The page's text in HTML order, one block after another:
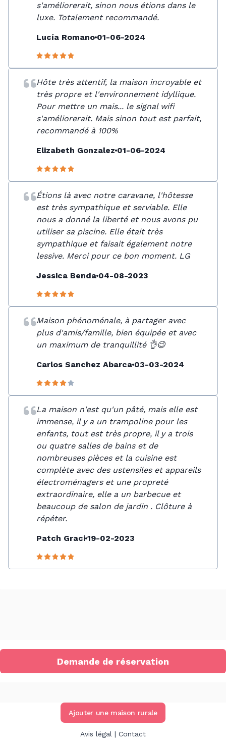
s'améliorerait, sinon nous étions dans le
luxe. Totalement recommandé.
Lucía Romano 01-06-2024
Hôte très attentif, la maison incroyable et
très propre et l'environnement idyllique.
Pour mettre un mais... le signal wifi
s'améliorerait. Mais sinon tout est parfait,
recommandé à 100%
Elizabeth Gonzalez 01-06-2024
Étions là avec notre caravane, l'hôtesse
est très sympathique et serviable. Elle
nous a donné la liberté et nous avons pu
utiliser sa piscine. Elle était très
sympathique et faisait également notre
lessive. Merci pour ce bon moment. LG
Jessica Benda 04-08-2023
Maison phénoménale, à partager avec
plus d'amis/famille, bien équipée et avec
un maximum de tranquillité 👌😉
Carlos Sanchez Abarca 03-03-2024
La maison n'est qu'un pâté, mais elle est
immense, il y a un trampoline pour les
enfants, tout est très propre, il y a trois
ou quatre salles de bains et de
nombreuses pièces et la cuisine est
complète avec des ustensiles et appareils
électroménagers et une propreté
extraordinaire, elle a un barbecue et
beaucoup de salon de jardin . Clôture à
répéter.
Patch Graci 19-02-2023
Demande de réservation
Ajouter une maison rurale
Avis légal | Contact